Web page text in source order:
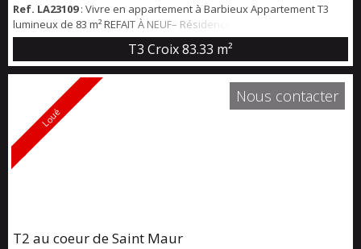
Ref. LA23109: Vivre en appartement à Barbieux Appartement T3
lumineux de 83 m² REFAIT À NEUF– Résidence senior avec balcon,
cave et parking Situé au 3ᵉ étage d’une résidence calme et
sécurisée pour seniors, ce bel appartement T3 de 83 m² vous
séduira par ses volumes et sa luminosité. Il se compose de deux
chambres spacieuses, d’un salon confortable offrant un agréable
espace de vie, d’une salle d’ea...
T3 Croix83.33 m²
Loué
T2 au coeur de Saint Maur
Nous contacter